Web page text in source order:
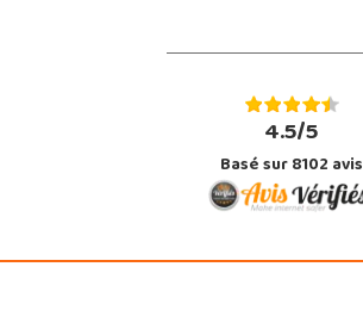
4.5/5
Basé sur 8102 avis